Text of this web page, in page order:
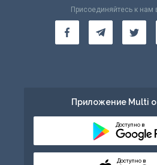
Присоединяйтесь к нам
Приложение Multi
Доступно в
Доступно в